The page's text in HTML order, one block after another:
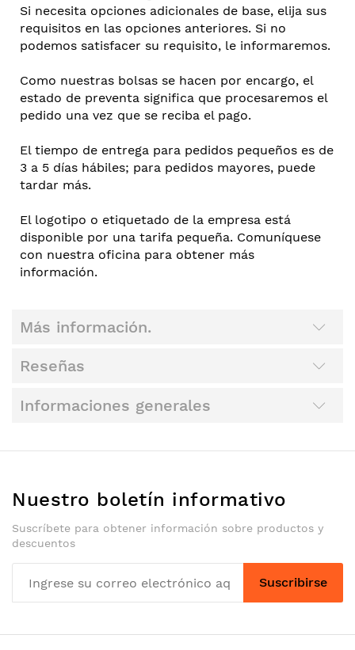
Si necesita opciones adicionales de base, elija sus
requisitos en las opciones anteriores. Si no
podemos satisfacer su requisito, le informaremos.
Como nuestras bolsas se hacen por encargo, el
estado de preventa significa que procesaremos el
pedido una vez que se reciba el pago.
El tiempo de entrega para pedidos pequeños es de
3 a 5 días hábiles; para pedidos mayores, puede
tardar más.
El logotipo o etiquetado de la empresa está
disponible por una tarifa pequeña. Comuníquese
con nuestra oficina para obtener más
información.
Más información.
Reseñas
Informaciones generales
Nuestro boletín informativo
Suscríbete para obtener información sobre productos y
descuentos
Suscribirse